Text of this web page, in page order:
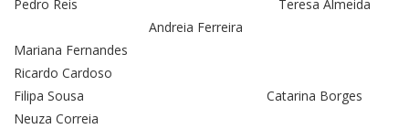
Pedro Reis Teresa Almeida
Andreia Ferreira
Mariana Fernandes
Ricardo Cardoso
Filipa Sousa Catarina Borges
Neuza Correia